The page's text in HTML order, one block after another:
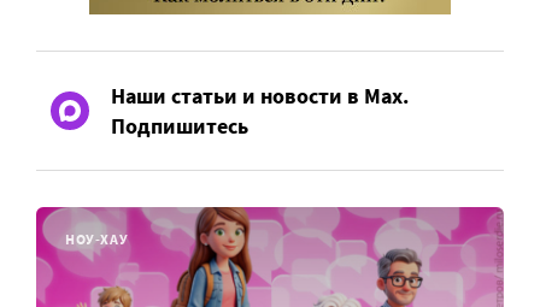
Наши статьи и новости в Max.
Подпишитесь
НОУ-ХАУ